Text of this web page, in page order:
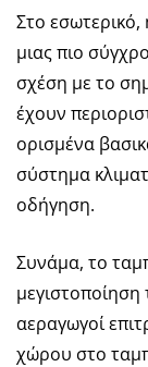
Στο
μιας πιο
σχέση με το
έχουν
ορισμένα
σύστημα
οδήγηση.
Συνάμα, το
αεραγωγοί
χώρου στο